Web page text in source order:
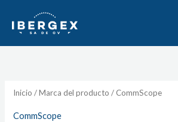
Inicio / Marca del producto / CommScope
CommScope